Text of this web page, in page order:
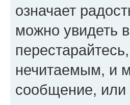
означает
можно увидеть
нечитаемым, и
сообщение, или